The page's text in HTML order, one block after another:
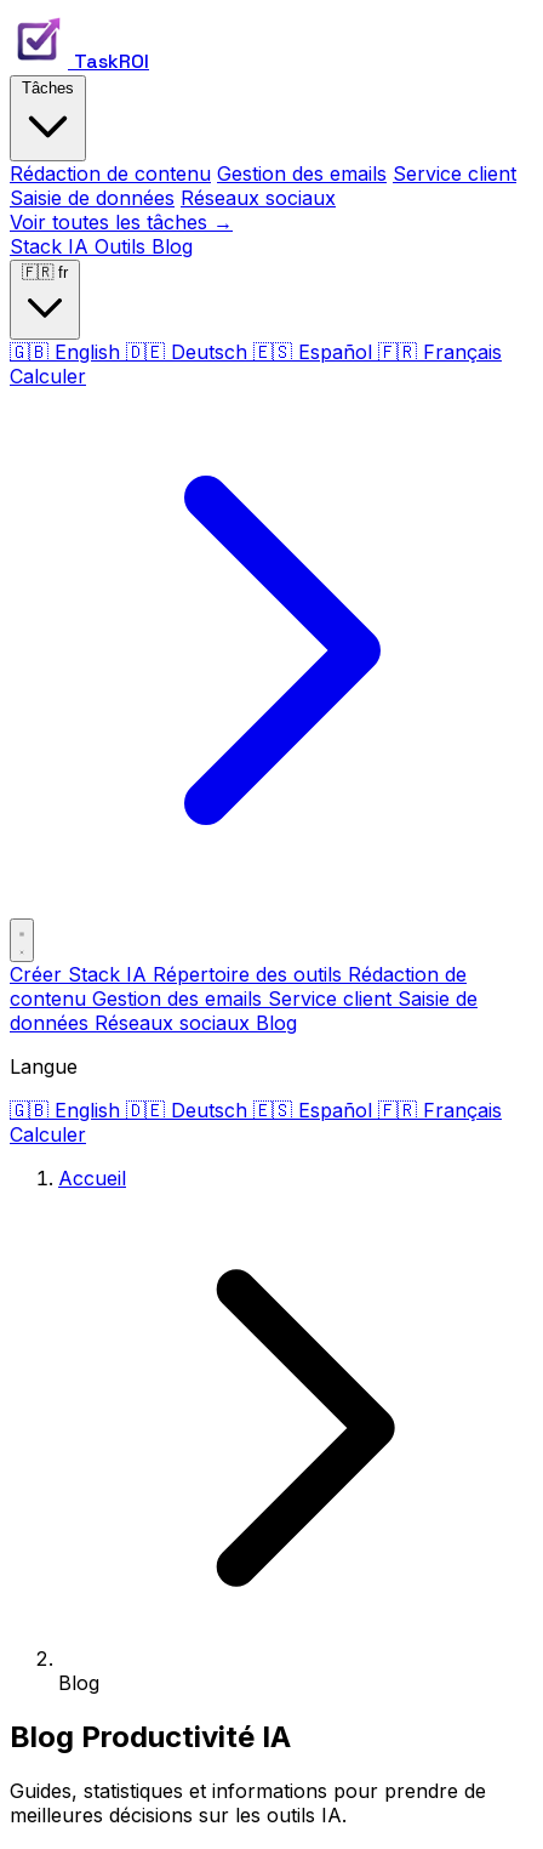
TaskROI
Rédaction de contenu Gestion des emails Service client
Saisie de données Réseaux sociaux
Voir toutes les tâches →
Stack IA Outils Blog
🇫🇷 fr
🇬🇧 English 🇩🇪 Deutsch 🇪🇸 Español 🇫🇷 Français
Calculer
Créer Stack IA Répertoire des outils Rédaction de
contenu Gestion des emails Service client Saisie de
données Réseaux sociaux Blog
Langue
🇬🇧 English 🇩🇪 Deutsch 🇪🇸 Español 🇫🇷 Français
Calculer
Accueil
Blog
Blog Productivité IA
Guides, statistiques et informations pour prendre de
meilleures décisions sur les outils IA.